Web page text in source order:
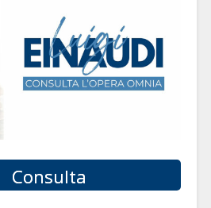
Consulta